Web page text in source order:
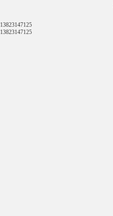
13823147125
13823147125